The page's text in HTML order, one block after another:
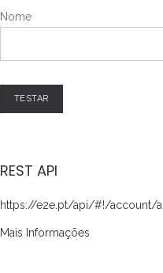
Nome
TESTAR
REST API
https://e2e.pt/api/#!/account/
Mais Informações